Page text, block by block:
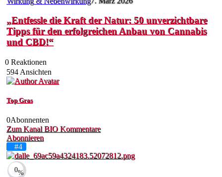
„Entfessle die Kraft der Natur: 50 unverzichtbare
Tipps für den erfolgreichen Anbau von Cannabis
und CBD!“
0 Reaktionen
594 Ansichten
Top Gras
0Abonnenten
Zum Kanal BIO Kommentare
Abonnieren
#4
0%